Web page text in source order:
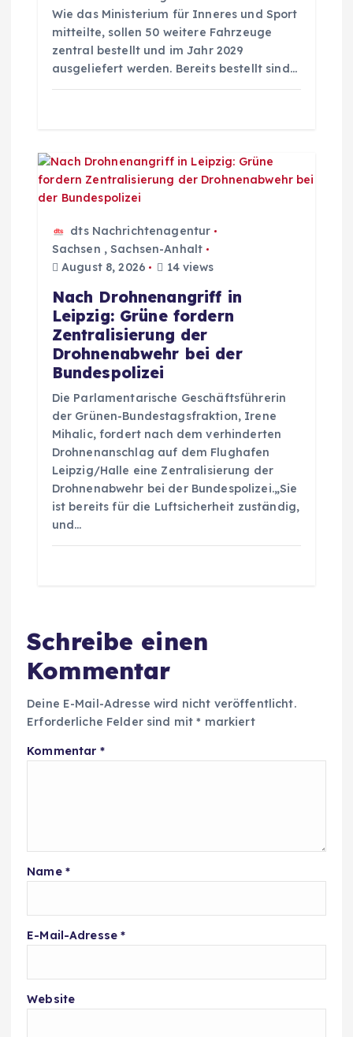
o
n
Wie das Ministerium für Inneres und Sport
mitteilte, sollen 50 weitere Fahrzeuge
zentral bestellt und im Jahr 2029
ausgeliefert werden. Bereits bestellt sind…
dts Nachrichtenagentur
Sachsen ,Sachsen-Anhalt
August 8, 2026
14 views
Nach Drohnenangriff in
Leipzig: Grüne fordern
Zentralisierung der
Drohnenabwehr bei der
Bundespolizei
Die Parlamentarische Geschäftsführerin
der Grünen-Bundestagsfraktion, Irene
Mihalic, fordert nach dem verhinderten
Drohnenanschlag auf dem Flughafen
Leipzig/Halle eine Zentralisierung der
Drohnenabwehr bei der Bundespolizei.„Sie
ist bereits für die Luftsicherheit zuständig,
und…
Schreibe einen
Kommentar
Deine E-Mail-Adresse wird nicht veröffentlicht.
Erforderliche Felder sind mit* markiert
Kommentar *
Name *
E-Mail-Adresse*
Website